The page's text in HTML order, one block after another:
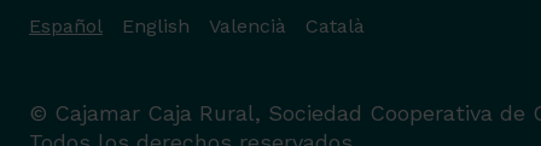
Español English Valencià Català
© Cajamar Caja Rural, Sociedad Cooperativa de